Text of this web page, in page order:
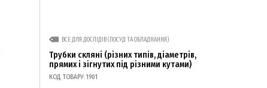
ВСЕ ДЛЯ ДОСЛІДІВ (ПОСУД ТА ОБЛАДНАННЯ)
Трубки скляні (різних типів, діаметрів,
прямих і зігнутих під різними кутами)
КОД ТОВАРУ: 1901